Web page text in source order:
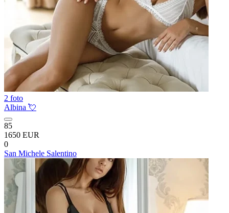
2 foto
Albina 💘
85
1650 EUR
0
San Michele Salentino